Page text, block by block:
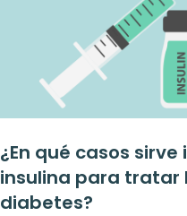
¿En qué casos
insulina para tratar
diabetes?